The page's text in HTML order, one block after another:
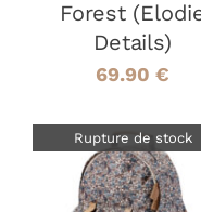
Forest
Details)
69.90 €
Rupture de stock